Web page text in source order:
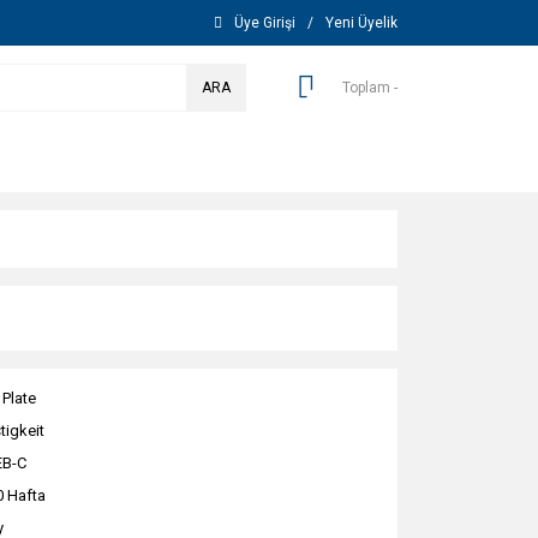
Üye Girişi / Yeni Üyelik
ARA Toplam -
C
Hafta